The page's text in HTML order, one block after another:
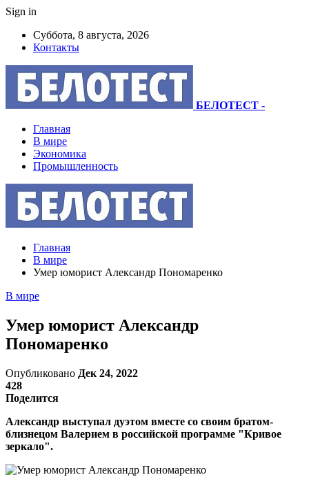
Sign in
Суббота, 8 августа, 2026
Контакты
БЕЛОТЕСТ -
Главная
В мире
Экономика
Промышленность
Главная
В мире
Умер юморист Александр Пономаренко
В мире
Умер юморист Александр
Пономаренко
Опубликовано Дек 24, 2022
428
Поделится
Александр выступал дуэтом вместе со своим братом-
близнецом Валерием в российской программе "Кривое
зеркало".